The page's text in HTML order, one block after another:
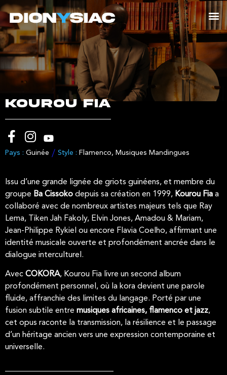
KOUROU FIA
Pays : Guinée Style : Flamenco, Musiques Mandingues
Issu d’une grande lignée de griots guinéens, et membre du
groupe Ba Cissoko depuis sa création en 1999, Kourou Fia a
collaboré avec de nombreux artistes majeurs tels que Ray
Lema, Tiken Jah Fakoly, Elvin Jones, Amadou & Mariam,
Jean-Philippe Rykiel ou encore Flavia Coelho, affirmant une
identité musicale ouverte et profondément ancrée dans le
dialogue interculturel.
Avec COKORA, Kourou Fia livre un second album
profondément personnel, où la kora devient une parole
fluide, affranchie des limites du langage. Porté par une
fusion subtile entre musiques africaines, flamenco et jazz,
cet opus raconte la transmission, la résilience et le passage
d’un héritage ancien vers une expression contemporaine et
universelle.